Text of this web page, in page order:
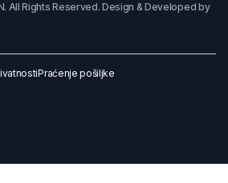
All Rights Reserved. Design & Developed by
Praćenje pošiljke